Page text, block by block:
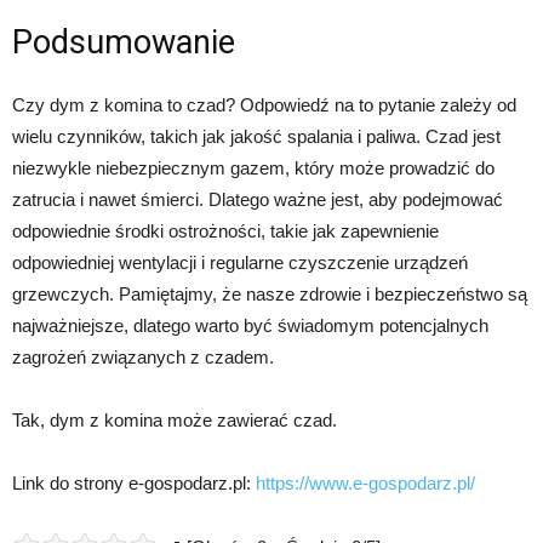
Podsumowanie
Czy dym z komina to czad? Odpowiedź na to pytanie zależy od
wielu czynników, takich jak jakość spalania i paliwa. Czad jest
niezwykle niebezpiecznym gazem, który może prowadzić do
zatrucia i nawet śmierci. Dlatego ważne jest, aby podejmować
odpowiednie środki ostrożności, takie jak zapewnienie
odpowiedniej wentylacji i regularne czyszczenie urządzeń
grzewczych. Pamiętajmy, że nasze zdrowie i bezpieczeństwo są
najważniejsze, dlatego warto być świadomym potencjalnych
zagrożeń związanych z czadem.
Tak, dym z komina może zawierać czad.
Link do strony e-gospodarz.pl: https://www.e-gospodarz.pl/